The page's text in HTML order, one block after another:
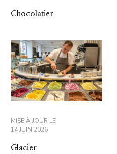
Chocolatier
MISE À JOUR LE
14 JUIN 2026
Glacier